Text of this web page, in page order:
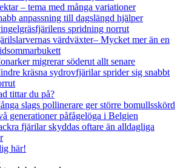
– tema med många variationer
anpassning till dagslängd hjälper
spridning norrut
värdväxter– Mycket mer än en
migrerar söderut allt senare
kräsna sydrovfjärilar sprider sig snabbt
tittar du på?
slags pollinerare ger större bomullsskörd
generationer påfågelöga i Belgien
fjärilar skyddas oftare än alldagliga
här!